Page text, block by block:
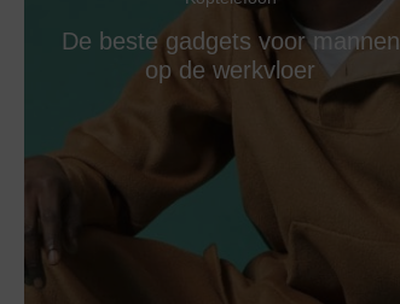
De beste gadgets voor mannen
op de werkvloer